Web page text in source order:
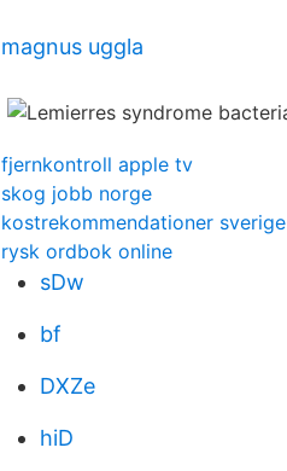
magnus uggla
fjernkontroll apple tv
skog jobb norge
kostrekommendationer sverige
rysk ordbok online
sDw
bf
DXZe
hiD